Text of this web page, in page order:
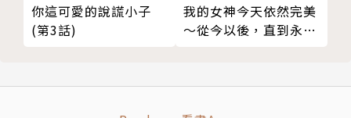
你這可愛的說謊小子
(第3話)
我的女神今天依然完美
～從今以後，直到永遠